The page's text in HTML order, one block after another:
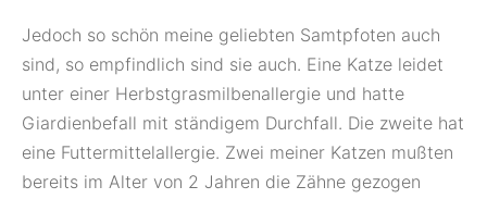
Jedoch so schön meine geliebten Samtpfoten auch
sind, so empfindlich sind sie auch. Eine Katze leidet
unter einer Herbstgrasmilbenallergie und hatte
Giardienbefall mit ständigem Durchfall. Die zweite hat
eine Futtermittelallergie. Zwei meiner Katzen mußten
bereits im Alter von 2 Jahren die Zähne gezogen